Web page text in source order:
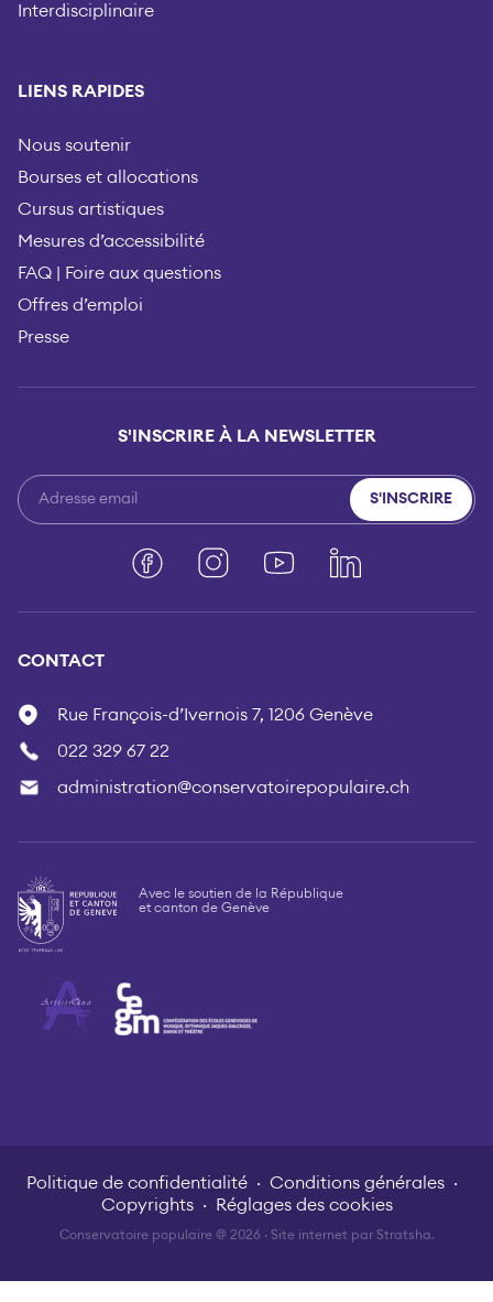
Interdisciplinaire
LIENS RAPIDES
Nous soutenir
Bourses et allocations
Cursus artistiques
Mesures d’accessibilité
FAQ | Foire aux questions
Offres d’emploi
Presse
S'INSCRIRE À LA NEWSLETTER
S'INSCRIRE
FacebookInstagramYouTubeLinkedIn
CONTACT
Rue François-d’Ivernois 7, 1206 Genève
022 329 67 22
administration@conservatoirepopulaire.ch
Avec le soutien de la République
et canton de Genève
Politique de confidentialité
Conditions générales
Copyrights
Réglages des cookies
Conservatoire populaire @ 2026 · Site internet par Stratsha.